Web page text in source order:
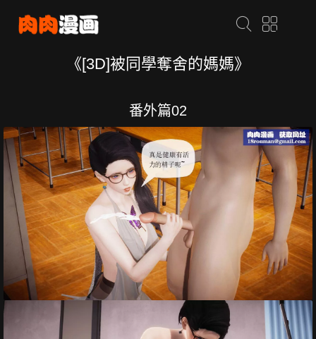
《[3D]被同學奪舍的媽媽》
番外篇02